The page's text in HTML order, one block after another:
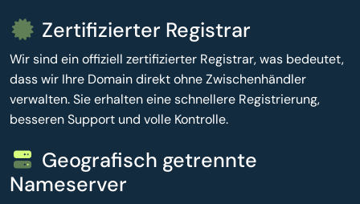
Zertifizierter Registrar
Wir sind ein offiziell zertifizierter Registrar, was bedeutet,
dass wir Ihre Domain direkt ohne Zwischenhändler
verwalten. Sie erhalten eine schnellere Registrierung,
besseren Support und volle Kontrolle.
Geografisch getrennte
Nameserver